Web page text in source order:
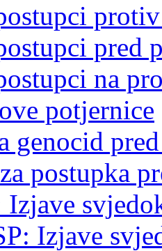
pred
na
potjernice
genocid
postupka
Izjave
Izjave